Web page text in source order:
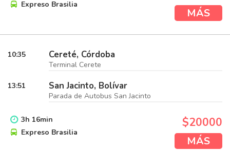
Expreso Brasilia
MÁS
10:35 Cereté, Córdoba
Terminal Cerete
13:51 San Jacinto, Bolívar
Parada de Autobus San Jacinto
3h 16min
Expreso Brasilia
$20000
MÁS